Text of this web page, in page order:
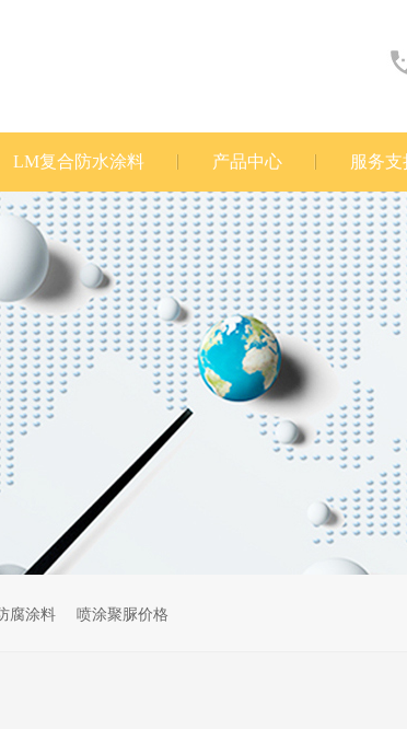
LM复合防水涂料 产品中心 服务支
腐涂料 喷涂聚脲价格